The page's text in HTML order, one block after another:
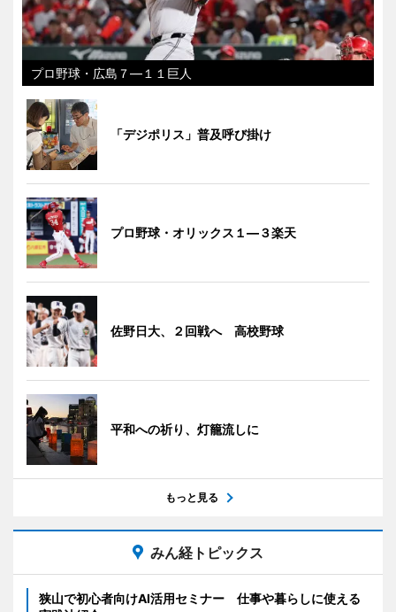
プロ野球・広島７―１１巨人
「デジポリス」普及呼び掛け
プロ野球・オリックス１―３楽天
佐野日大、２回戦へ 高校野球
平和への祈り、灯籠流しに
もっと見る
みん経トピックス
狭山で初心者向けAI活用セミナー 仕事や暮らしに使える